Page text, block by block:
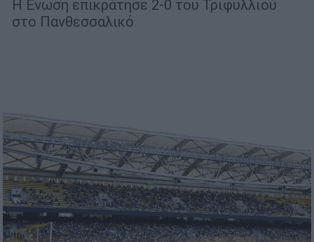
Η Ενωση επικράτησε 2-0 του Τριφυλλιού
στο Πανθεσσαλικό